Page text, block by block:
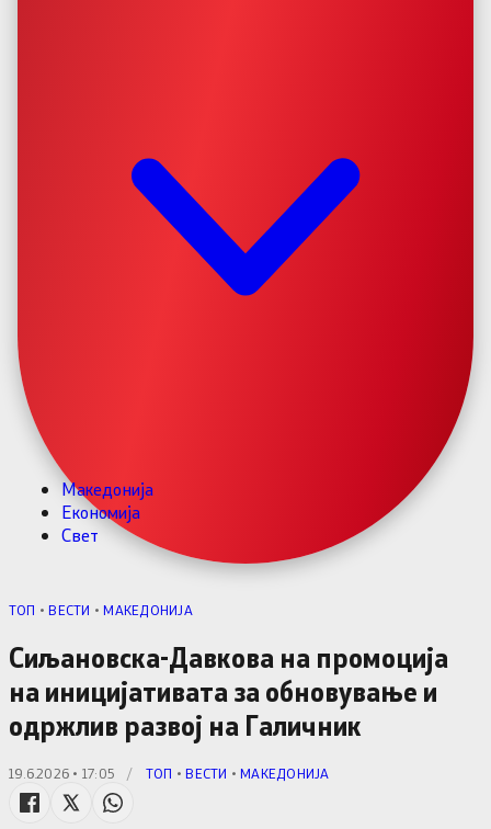
Македонија
Економија
Свет
TОП •ВЕСТИ •МАКЕДОНИЈА
Сиљановска-Давкова на промоција
на иницијативата за обновување и
одржлив развој на Галичник
19.6.2026 • 17:05 / TОП •ВЕСТИ •МАКЕДОНИЈА